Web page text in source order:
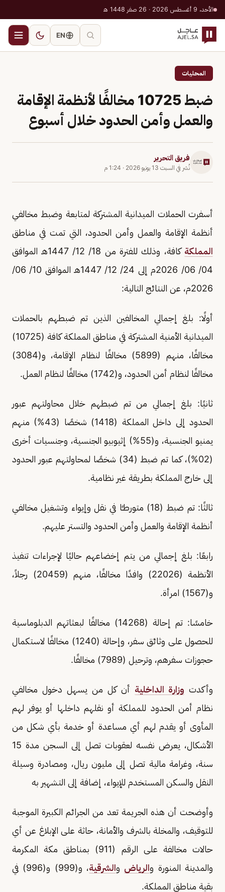
الأحد، 9 أغسطس 2026 · 26 صفر 1448 هـ
EN
المحليات
ضبط 10725 مخالفًا لأنظمة الإقامة
والعمل وأمن الحدود خلال أسبوع
فريق التحرير
نُشر في السبت 13 يونيو 2026 · 1:24 م
أسفرت الحملات الميدانية المشتركة لمتابعة وضبط مخالفي
أنظمة الإقامة والعمل وأمن الحدود، التي تمت في مناطق
المملكة
كافة، وذلك للفترة من 18/ 12/ 1447هـ الموافق
04/ 06/ 2026م إلى 24/ 12/ 1447هـ الموافق 10/ 06/
2026م، عن النتائج التالية:
أولًا: بلغ إجمالي المخالفين الذين تم ضبطهم بالحملات
الميدانية الأمنية المشتركة في مناطق المملكة كافة (10725)
مخالفًا، منهم (5899) مخالفًا لنظام الإقامة، و(3084)
مخالفًا لنظام أمن الحدود، و(1742) مخالفًا لنظام العمل.
ثانيًا: بلغ إجمالي من تم ضبطهم خلال محاولتهم عبور
الحدود إلى داخل المملكة (1418) شخصًا (43%) منهم
يمنيو الجنسية، و(55%) إثيوبيو الجنسية، وجنسيات أخرى
(02%)، كما تم ضبط (34) شخصًا لمحاولتهم عبور الحدود
إلى خارج المملكة بطريقة غير نظامية.
ثالثًا: تم ضبط (18) متورطـًا في نقل وإيواء وتشغيل مخالفي
أنظمة الإقامة والعمل وأمن الحدود والتستر عليهم.
رابعًا: بلغ إجمالي من يتم إخضاعهم حاليًا لإجراءات تنفيذ
الأنظمة (22026) وافدًا مخالفًا، منهم (20459) رجلاً،
و(1567) امرأة.
خامسًا: تم إحالة (14268) مخالفًا لبعثاتهم الدبلوماسية
للحصول على وثائق سفر، وإحالة (1240) مخالفًا لاستكمال
حجوزات سفرهم، وترحيل (7989) مخالفًا.
وأكدت وزارة الداخلية أن كل من يسهل دخول مخالفي
نظام أمن الحدود للمملكة أو نقلهم داخلها أو يوفر لهم
المأوى أو يقدم لهم أي مساعدة أو خدمة بأي شكل من
الأشكال، يعرض نفسه لعقوبات تصل إلى السجن مدة 15
سنة، وغرامة مالية تصل إلى مليون ريال، ومصادرة وسيلة
النقل والسكن المستخدم للإيواء، إضافة إلى التشهير به
وأوضحت أن هذه الجريمة تعد من الجرائم الكبيرة الموجبة
للتوقيف، والمخلة بالشرف والأمانة، حاثة على الإبلاغ عن أي
حالات مخالفة على الرقم (911) بمناطق مكة المكرمة
والمدينة المنورة والرياض والشرقية
، و(999) و(996) في
بقية مناطق المملكة.